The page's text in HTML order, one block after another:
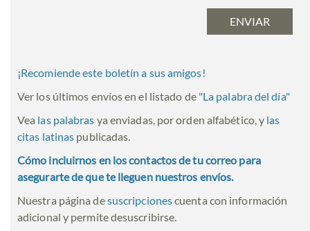
¡Recomiende este boletín a sus amigos!
Ver los últimos envíos en el listado de "La palabra del día"
Vea las palabras ya enviadas, por orden alfabético, y las
citas latinas publicadas.
Cómo incluirnos en los contactos de tu correo para
asegurarte de que te lleguen nuestros envíos.
Nuestra página desuscripcionescuenta con información
adicional y permite desuscribirse.